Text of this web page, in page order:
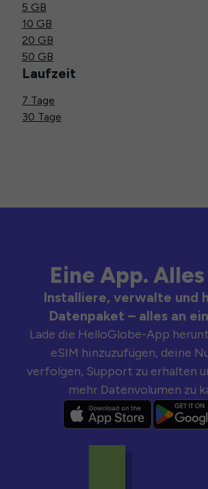
5 GB
10 GB
20 GB
50 GB
Laufzeit
7 Tage
30 Tage
Eine App.
Installiere, verwalte und
Datenpaket – alles an
Lade die HelloGlobe-App
eSIM hinzuzufügen, deine
verfolgen, Support zu erhalten
mehr Datenvolumen zu